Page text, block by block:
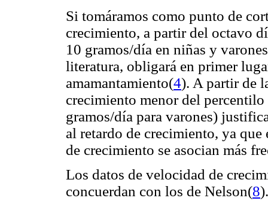
Si tomáramos como punto de
crecimiento, a partir del octavo
10 gramos/día en niñas y
literatura, obligará en primer
amamantamiento(4). A partir de
crecimiento menor del
gramos/día para varones)
al retardo de crecimiento, ya
de crecimiento se asocian más
Los datos de velocidad de
concuerdan con los de Nelson(8).